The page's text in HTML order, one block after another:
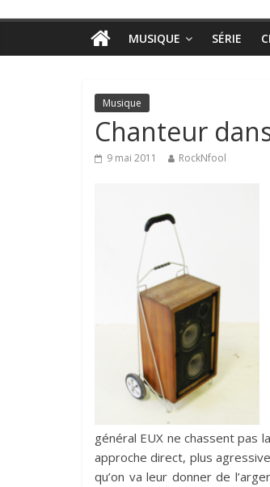
MUSIQUE SÉRIE
Musique
Chanteur
9 mai 2011 RockNfool
général EUX ne chassent pas
approche direct, plus
qu’on va leur donner de